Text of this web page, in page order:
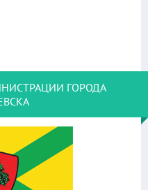
ГОРОДА